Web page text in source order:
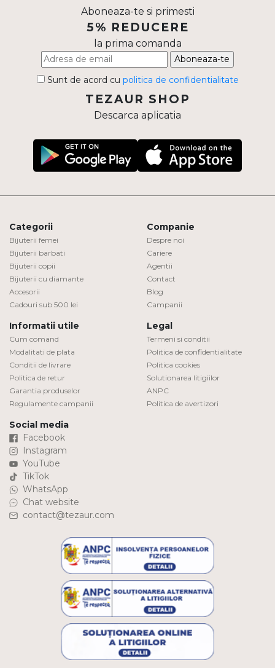
Aboneaza-te si primesti
5% REDUCERE
la prima comanda
Aboneaza-te
Sunt de acord cu politica de confidentialitate
TEZAUR SHOP
Descarca aplicatia
Categorii
Bijuterii femei
Bijuterii barbati
Bijuterii copii
Bijuterii cu diamante
Accesorii
Cadouri sub 500 lei
Companie
Despre noi
Cariere
Agentii
Contact
Blog
Campanii
Informatii utile
Cum comand
Modalitati de plata
Conditii de livrare
Politica de retur
Garantia produselor
Regulamente campanii
Legal
Termeni si conditii
Politica de confidentialitate
Politica cookies
Solutionarea litigiilor
ANPC
Politica de avertizori
Social media
Facebook
Instagram
YouTube
TikTok
WhatsApp
Chat website
contact@tezaur.com